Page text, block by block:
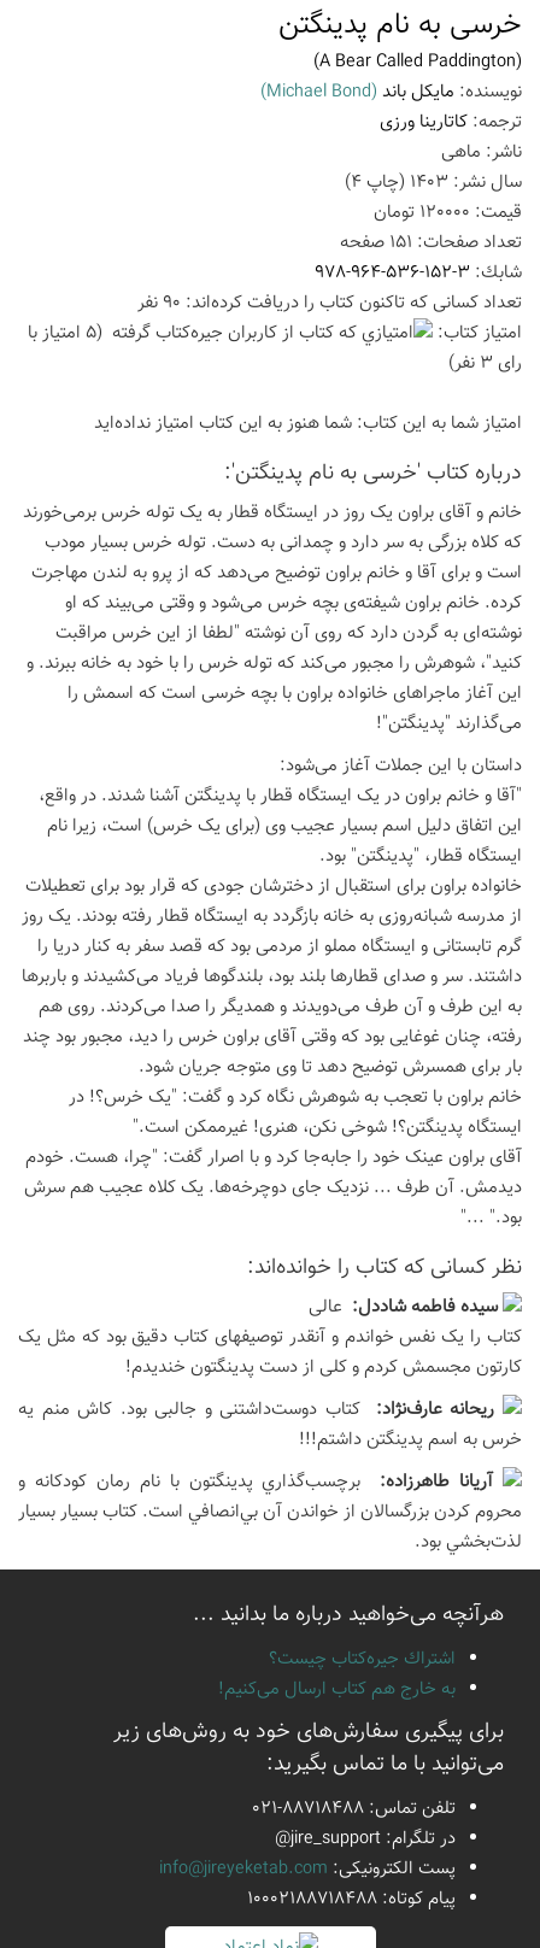
خرسی به نام پدینگتن
(A Bear Called Paddington)
نویسنده: مایکل باند (Michael Bond)
ترجمه: کاتارینا ورزی
ناشر: ماهی
سال نشر: 1403 (چاپ4
)
قیمت: 120000 تومان
تعداد صفحات: 151 صفحه
شابك: 978-964-536-152-3
تعداد كسانی كه تاكنون كتاب را دریافت كرده‌اند: 90 نفر
امتیاز كتاب:
(5 امتیاز با
رای 3 نفر)
امتیاز شما به این كتاب: شما هنوز به این كتاب امتیاز نداده‌اید
درباره كتاب 'خرسی به نام پدینگتن':
خانم و آقای براون یک روز در ایستگاه قطار به یک توله خرس برمی‌خورند
که کلاه بزرگی به سر دارد و چمدانی به دست. توله خرس بسیار مودب
است و برای آقا و خانم براون توضیح می‌دهد که از پرو به لندن مهاجرت
کرده. خانم براون شیفته‌ی بچه خرس می‌شود و وقتی می‌بیند که او
نوشته‌ای به گردن دارد که روی آن نوشته "لطفا از این خرس مراقبت
کنید"، شوهرش را مجبور می‌کند که توله خرس را با خود به خانه ببرند. و
این آغاز ماجراهای خانواده براون با بچه خرسی است که اسمش را
می‌گذارند "پدینگتن"!
داستان با این جملات آغاز می‌شود:
"آقا و خانم براون در یک ایستگاه قطار با پدینگتن آشنا شدند. در واقع،
این اتفاق دلیل اسم بسیار عجیب وی (برای یک خرس) است، زیرا نام
ایستگاه قطار، "پدینگتن" بود.
خانواده براون برای استقبال از دخترشان جودی که قرار بود برای تعطیلات
از مدرسه شبانه‌روزی به خانه بازگردد به ایستگاه قطار رفته بودند. یک روز
گرم تابستانی و ایستگاه مملو از مردمی بود که قصد سفر به کنار دریا را
داشتند. سر و صدای قطارها بلند بود، بلندگوها فریاد می‌کشیدند و باربرها
به این طرف و آن طرف می‌دویدند و همدیگر را صدا می‌کردند. روی هم
رفته، چنان غوغایی بود که وقتی آقای براون خرس را دید، مجبور بود چند
بار برای همسرش توضیح دهد تا وی متوجه جریان شود.
خانم براون با تعجب به شوهرش نگاه کرد و گفت: "یک خرس؟! در
ایستگاه پدینگتن؟! شوخی نکن، هنری! غیرممکن است."
آقای براون عینک خود را جابه‌جا کرد و با اصرار گفت: "چرا، هست. خودم
دیدمش. آن طرف ... نزدیک جای دوچرخه‌ها. یک کلاه عجیب هم سرش
بود." ..."
نظر كسانی كه كتاب را خوانده‌اند:
سيده فاطمه شاددل: عالی
کتاب را یک نفس خواندم و آنقدر توصیفهای کتاب دقیق بود که مثل یک
کارتون مجسمش کردم و کلی از دست پدینگتون خندیدم!
ريحانه عارف‌نژاد:کتاب دوست‌داشتنی و جالبی بود. کاش منم یه
خرس به اسم پدینگتن داشتم!!!
آريانا طاهرزاده: برچسب‌گذاري پدينگتون با نام رمان كودكانه و
محروم كردن بزرگسالان از خواندن آن بي‌انصافي است. كتاب بسيار بسيار
لذت‌بخشي بود.
هرآنچه می‌خواهید درباره ما بدانید ...
اشتراك جيره‌كتاب چيست؟
به خارج هم كتاب ارسال می‌كنیم!
برای پیگیری سفارش‌های خود به روش‌های زیر
می‌توانید با ما تماس بگیرید:
تلفن تماس: 021-88718488
در تلگرام: @jire_support
پست الكترونیكی: info@jireyeketab.com
پیام كوتاه: 10002188718488